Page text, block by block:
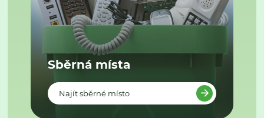
Sběrná místa
Najít sběrné místo